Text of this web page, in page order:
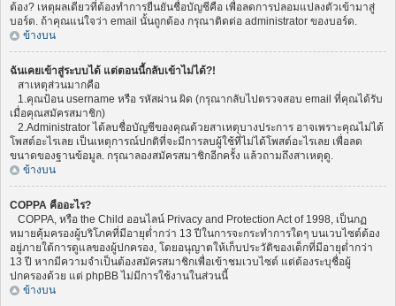
ต้อง? เหตุผลเดียวที่ต้องทำการยืนยันชื่อบัญชีคือ เพื่อลดการปลอมแปลงตัวเข้ามาสู่
บอร์ด. ถ้าคุณแน่ใจว่า email นั้นถูกต้อง กรุณาติดต่อ administrator ของบอร์ด.
ข้างบน
ฉันเคยเข้าสู่ระบบได้ แต่ตอนนี้กลับเข้าไม่ได้?!
สาเหตุส่วนมากคือ
1.คุณป้อน username หรือ รหัสผ่าน ผิด (กรุณากลับไปตรวจสอบ email ที่คุณได้รับ
เมื่อคุณสมัครสมาชิก)
2.Administrator ได้ลบชื่อบัญชีของคุณด้วยสาเหตุบางประการ อาจเพราะคุณไม่ได้
โพสต์อะไรเลย เป็นเหตุการณ์ปกติที่จะมีการลบผู้ใช้ที่ไม่ได้โพสต์อะไรเลย เพื่อลด
ขนาดของฐานข้อมูล. กรุณาลองสมัครสมาชิกอีกครั้ง แล้วถามถึงสาเหตุดู.
ข้างบน
COPPA คืออะไร?
COPPA, หรือ the Child ออนไลน์ Privacy and Protection Act of 1998, เป็นกฏ
หมายคุ้มครองผู้บริโภคที่มีอายุต่ำกว่า 13 ปีในการจะกระทำการใดๆ บนเวบไซต์ต้อง
อยู่ภายใต้การดูแลของผู้ปกครอง, โดยอนุญาตให้เก็บประวัติของเด็กที่มีอายุต่ำกว่า
13 ปี หากมีความจำเป็นต้องสมัครสมาชิกเพื่อเข้าชมเวบไซต์ แต่ต้องระบุชื่อผู้
ปกครองด้วย แต่ phpBB ไม่มีการใช้งานในส่วนนี้
ข้างบน